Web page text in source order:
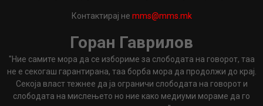
Контактирај не mms@mms.mk
Горан Гаврилов
"Ние самите мора да се избориме за слободата на говорот, таа
не е секогаш гарантирана, таа борба мора да продолжи до крај.
Секоја власт тежнее да ја ограничи слободата на говорот и
слободата на мислењето но ние како медиуми мораме да го